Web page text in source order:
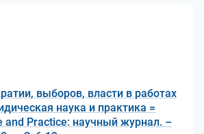
выборов, власти в работах
наука и практика =
and Practice: научный журнал. –